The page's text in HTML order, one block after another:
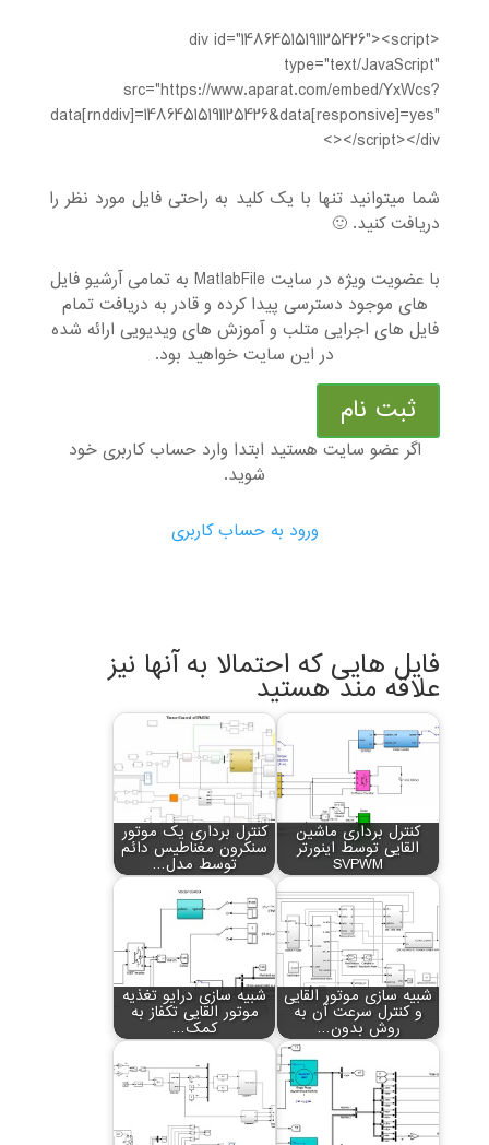
<div id="14864515191125426"><script
type="text/JavaScript"
src="https://www.aparat.com/embed/YxWcs?
data[rnddiv]=14864515191125426&data[responsive]=yes"
></script></div>
شما میتوانید تنها با یک کلید به راحتی فایل مورد نظر را
دریافت کنید. 🙂
با عضویت ویژه در سایت MatlabFile به تمامی آرشیو فایل
های موجود دسترسی پیدا کرده و قادر به دریافت تمام
فایل های اجرایی متلب و آموزش های ویدیویی ارائه شده
در این سایت خواهید بود.
ثبت نام
اگر عضو سایت هستید ابتدا وارد حساب کاربری خود
شوید.
ورود به حساب کاربری
فایل هایی که احتمالا به آنها نیز
علاقه مند هستید
کنترل برداری ماشین
القایی توسط اینورتر
SVPWM
کنترل برداری یک موتور
سنکرون مغناطیس دائم
توسط مدل…
شبیه سازی موتور القایی
و کنترل سرعت آن به
روش بدون…
شبیه سازی درایو تغذیه
موتور القایی تکفاز به
کمک…